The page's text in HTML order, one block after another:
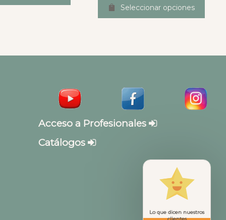
Seleccionar opciones
Acceso a Profesionales
Catálogos
Lo que dicen nuestros